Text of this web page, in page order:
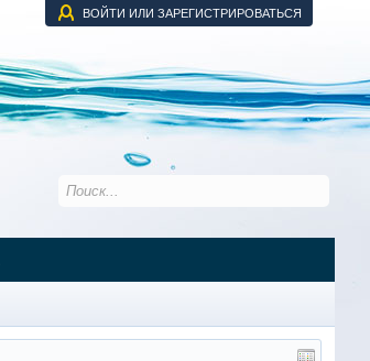
ВОЙТИ ИЛИ ЗАРЕГИСТРИРОВАТЬСЯ